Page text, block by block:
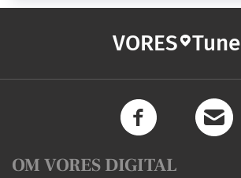
VORES Tune
OM VORES DIGITAL